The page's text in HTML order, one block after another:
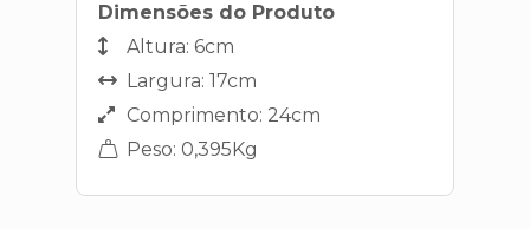
Dimensões do Produto
Altura: 6cm
Largura: 17cm
Comprimento: 24cm
Peso: 0,395Kg